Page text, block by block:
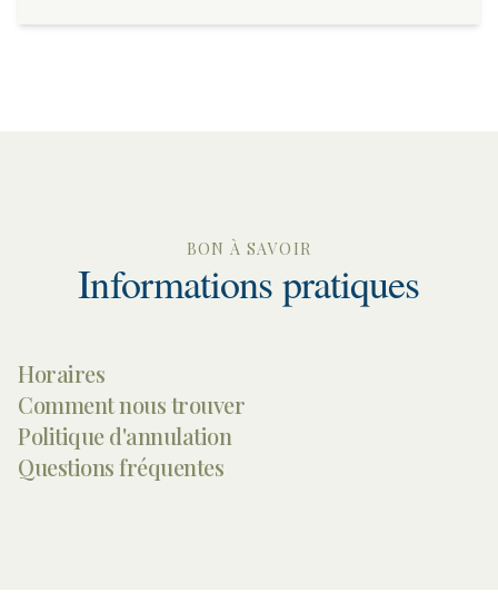
BON À SAVOIR
Informations pratiques
Horaires
Comment nous trouver
Politique d'annulation
Questions fréquentes